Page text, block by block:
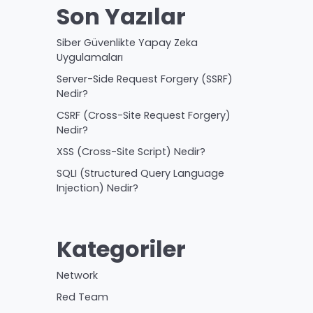
Son Yazılar
Siber Güvenlikte Yapay Zeka
Uygulamaları
Server-Side Request Forgery (SSRF)
Nedir?
CSRF (Cross-Site Request Forgery)
Nedir?
XSS (Cross-Site Script) Nedir?
SQLI (Structured Query Language
Injection) Nedir?
Kategoriler
Network
Red Team